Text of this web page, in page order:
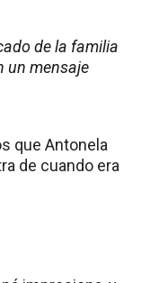
de la familia
un mensaje
que Antonela
de cuando era